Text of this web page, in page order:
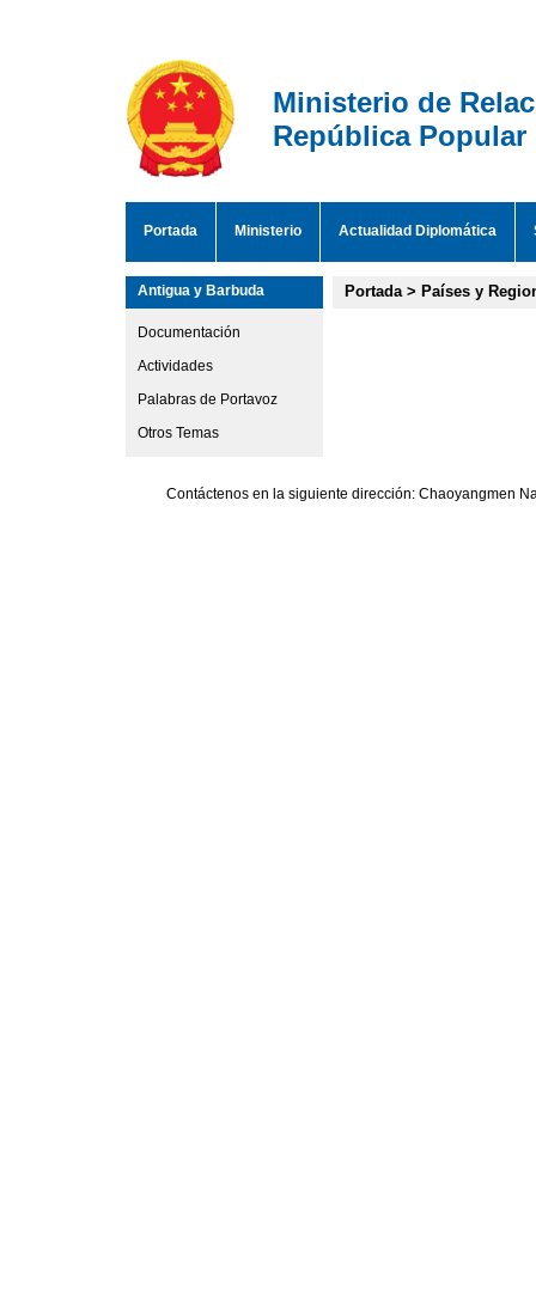
Ministerio de
República Popular
Portada Ministerio Actualidad Diplomática
Antigua y Barbuda
Documentación
Actividades
Palabras de Portavoz
Otros Temas
Portada> Países y
Contáctenos en la siguiente dirección: Chaoyangmen